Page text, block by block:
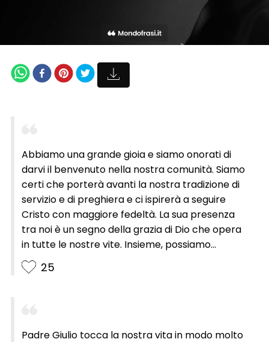
Abbiamo una grande gioia e siamo onorati di
darvi il benvenuto nella nostra comunità. Siamo
certi che porterà avanti la nostra tradizione di
servizio e di preghiera e ci ispirerà a seguire
Cristo con maggiore fedeltà. La sua presenza
tra noi è un segno della grazia di Dio che opera
in tutte le nostre vite. Insieme, possiamo
continuare a costruire la nostra comunità
sull’amore e sul dono di sé. Sappiamo che ci
grati per questa occasione di accogliere il nuovo
25
Padre Giulio tocca la nostra vita in modo molto